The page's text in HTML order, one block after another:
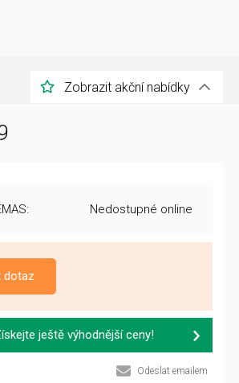
Zobrazit akční nabídky
Nedostupné online
dotaz
ještě výhodnější ceny!
Odeslat emailem